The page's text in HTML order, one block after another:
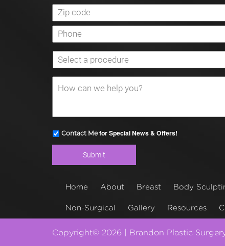
Contact Mefor Special News & Offers!
Home About Breast Body
Non-Surgical Gallery Resources
Copyright© 2026 | Brandon Plastic